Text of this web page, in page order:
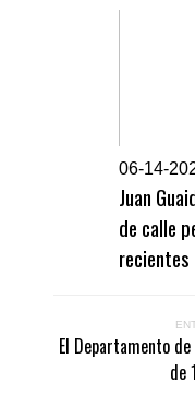
06-14-
Juan
de calle
recientes
El Departamento de
de